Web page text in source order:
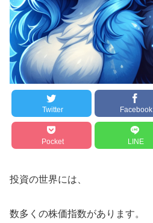
Twitter Facebook
Pocket LINE
投資の世界には、
数多くの株価指数があります。